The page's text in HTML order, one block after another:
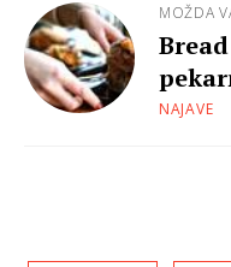
MOŽDA
NAJAVE